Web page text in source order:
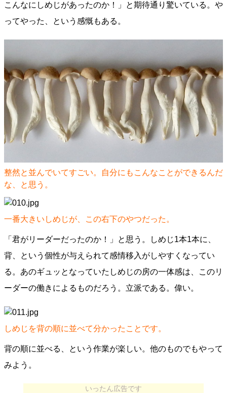
こんなにしめじがあったのか！」と期待通り驚いている。や
ってやった、という感慨もある。
整然と並んでいてすごい。自分にもこんなことができるんだ
な、と思う。
一番大きいしめじが、この右下のやつだった。
「君がリーダーだったのか！」と思う。しめじ1本1本に、
背、という個性が与えられて感情移入がしやすくなってい
る。あのギュッとなっていたしめじの房の一体感は、このリ
ーダーの働きによるものだろう。立派である。偉い。
しめじを背の順に並べて分かったことです。
背の順に並べる、という作業が楽しい。他のものでもやって
みよう。
いったん広告です